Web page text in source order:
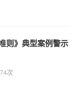
则》典型案例警示
次